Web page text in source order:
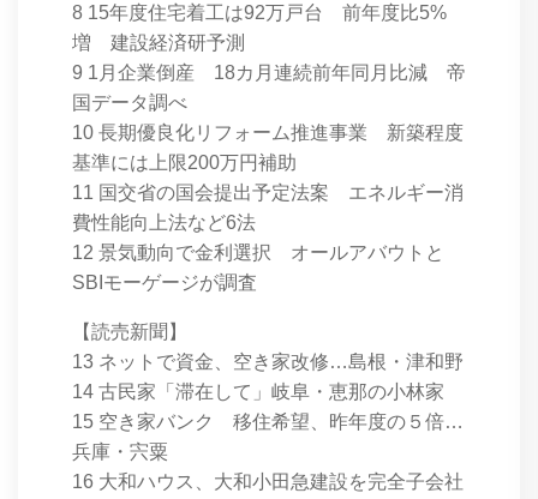
8 15年度住宅着工は92万戸台 前年度比5%
増 建設経済研予測
9 1月企業倒産 18カ月連続前年同月比減 帝
国データ調べ
10 長期優良化リフォーム推進事業 新築程度
基準には上限200万円補助
11 国交省の国会提出予定法案 エネルギー消
費性能向上法など6法
12 景気動向で金利選択 オールアバウトと
SBIモーゲージが調査
【読売新聞】
13 ネットで資金、空き家改修…島根・津和野
14 古民家「滞在して」岐阜・恵那の小林家
15 空き家バンク 移住希望、昨年度の５倍…
兵庫・宍粟
16 大和ハウス、大和小田急建設を完全子会社